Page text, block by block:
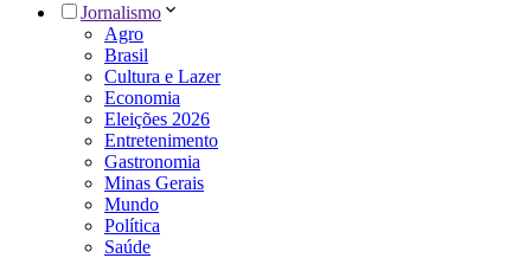
Jornalismo
Agro
Brasil
Cultura e Lazer
Economia
Eleições 2026
Entretenimento
Gastronomia
Minas Gerais
Mundo
Política
Saúde